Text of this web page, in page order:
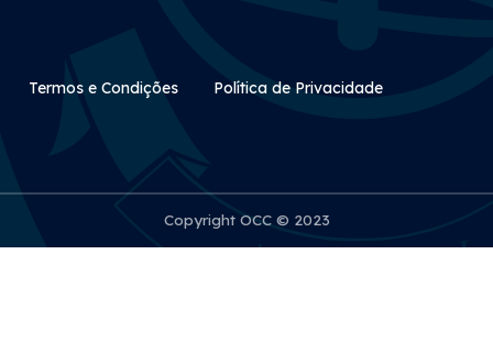
Rodapé Secundário
Termos e Condições Política de Privacidade
Copyright OCC © 2023